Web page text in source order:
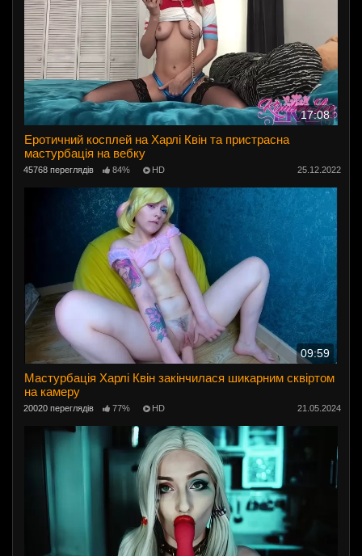
17:08
Еротичний косплей на Харлі Квін та пристрасна
мастурбація на вебку
45768 переглядів 84% HD 25.12.2022
09:59
Мастурбація Харлі Квін закінчилася шикарним сквіртом
на камеру
20020 переглядів 77% HD 21.05.2024